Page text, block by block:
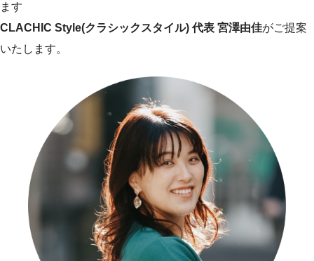
ます
CLACHIC Style(クラシックスタイル) 代表 宮澤由佳がご提案
いたします。